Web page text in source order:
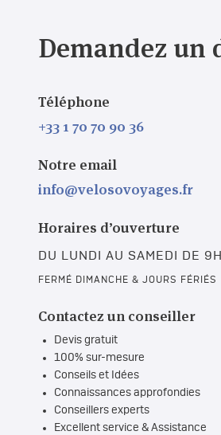
Demandez un
Téléphone
+33 1 70 70 90 36
Notre email
info@velosovoyages.fr
Horaires d’ouverture
DU LUNDI AU SAMEDI DE
FERMÉ DIMANCHE & JOURS FÉRIÉS
Contactez un conseiller
Devis gratuit
100% sur-mesure
Conseils et Idées
Connaissances approfondies
Conseillers experts
Excellent service & Assistance